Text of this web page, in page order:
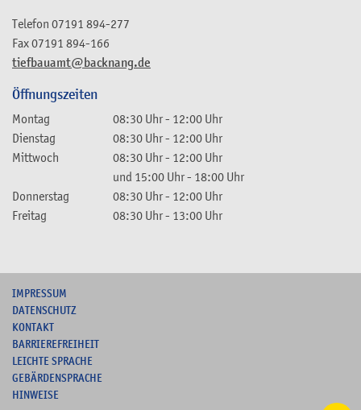
tiefbauamt@backnang.de
Telefon 07191 894-277
Fax07191 894-166
Öffnungszeiten
Montag 08:30 Uhr- 12:00 Uhr
Dienstag
08:30 Uhr- 12:00 Uhr
Mittwoch
08:30 Uhr- 12:00 Uhr
und 15:00 Uhr- 18:00 Uhr
Donnerstag
08:30 Uhr- 12:00 Uhr
Freitag
08:30 Uhr- 13:00 Uhr
IMPRESSUM
DATENSCHUTZ
KONTAKT
BARRIEREFREIHEIT
LEICHTE SPRACHE
GEBÄRDENSPRACHE
HINWEISE